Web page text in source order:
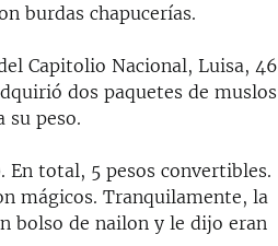
burdas chapucerías.
Capitolio Nacional, Luisa, 46
dos paquetes de muslos
su peso.
En total, 5 pesos convertibles.
mágicos. Tranquilamente, la
bolso de nailon y le dijo eran